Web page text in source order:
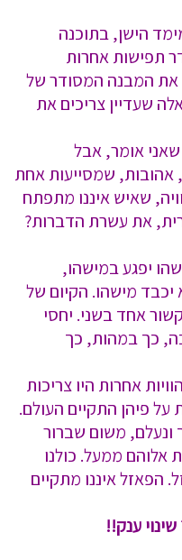
הישן, בתוכנה
תפישות אחרות
את המבנה המסודר של
שעדיין צריכים את
אומר, אבל
אהובות, שמסייעות אחת
שאיש איננו מתפתח
את עשרת הדברות?
יפגע במישהו,
מישהו. הקיום של
אחד בשני. יחסי
כך במהות, כך
אחרות היו צריכות
על פיהן התקיים העולם.
ונעלם, משום שברור
אלוהם ממעל. כולנו
הפאזל איננו מתקיים
ענק!!